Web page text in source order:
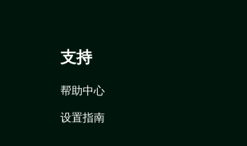
支持
帮助中心
设置指南